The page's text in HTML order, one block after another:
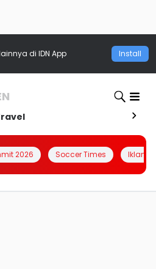
di IDN App Install
2026 Soccer Times Iklanin